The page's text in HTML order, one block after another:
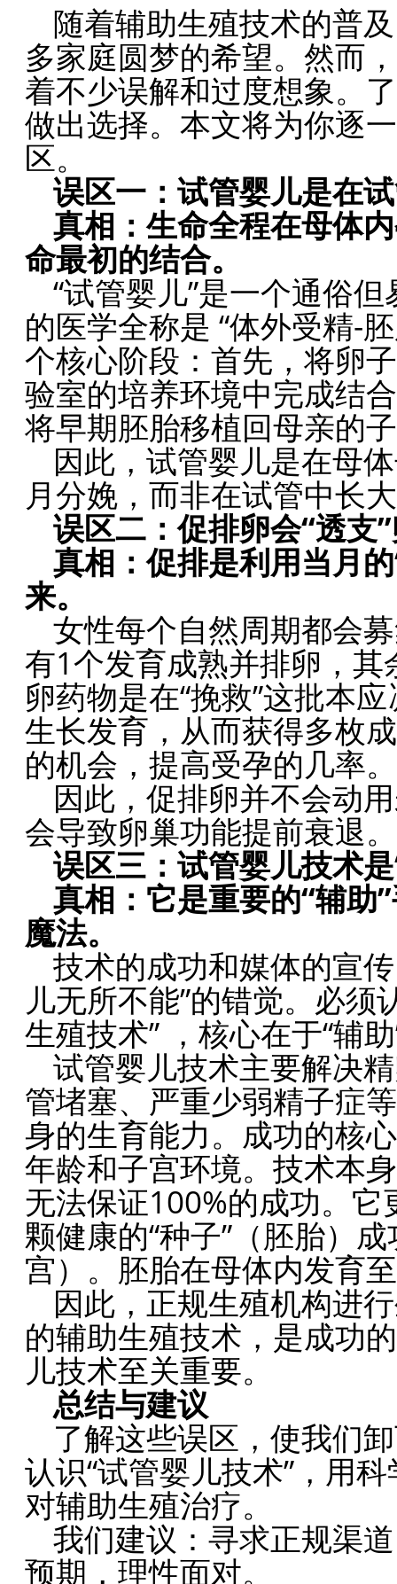
随着辅助生殖技术的普
多家庭圆梦的希望。然而
着不少误解和过度想象。
做出选择。本文将为你逐
区。
误区一：试管婴儿是在
真相：生命全程在母体
命最初的结合。
“试管婴儿”是一个通俗
的医学全称是 “体外受精-
个核心阶段：首先，将卵
验室的培养环境中完成结
将早期胚胎移植回母亲的
因此，试管婴儿是在母
月分娩，而非在试管中长
误区二：促排卵会“透支
真相：促排是利用当月
来。
女性每个自然周期都会
有1个发育成熟并排卵，
卵药物是在“挽救”这批本
生长发育，从而获得多枚
的机会，提高受孕的几率。
因此，促排卵并不会动
会导致卵巢功能提前衰退。
误区三：试管婴儿技术
真相：它是重要的“辅助
魔法。
技术的成功和媒体的宣
儿无所不能”的错觉。必须
生殖技术” ，核心在于“辅
试管婴儿技术主要解决
管堵塞、严重少弱精子症
身的生育能力。成功的核
年龄和子宫环境。技术本
无法保证100%的成功。
颗健康的“种子”（胚胎）
宫）。胚胎在母体内发育
因此，正规生殖机构进
的辅助生殖技术，是成功
儿技术至关重要。
总结与建议
了解这些误区，使我们
认识“试管婴儿技术”，用
对辅助生殖治疗。
我们建议：寻求正规渠
预期，理性面对。